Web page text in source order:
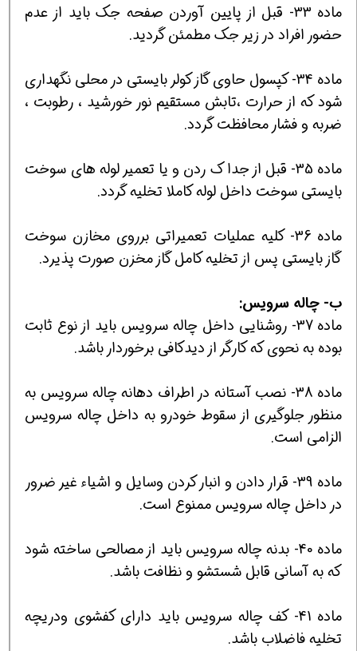
ماده 33- قبل از پايين آوردن صفحه جك بايد از عدم
حضور افراد در زير جك مطمئن گرديد.
ماده 34- كپسول حاوي گاز كولر بايستي در محلي نگهداري
شود كه از حرارت ،تابش مستقيم نور خورشيد ، رطوبت ،
ضربه و فشار محافظت گردد.
ماده 35- قبل از جدا ك ردن و يا تعمير لوله هاي سوخت
بايستي سوخت داخل لوله كاملا تخليه گردد.
ماده 36- كليه عمليات تعميراتي برروي مخازن سوخت
گاز بايستي پس از تخليه كامل گاز مخزن صورت پذيرد.
ب- چاله سرويس:
ماده 37- روشنايي داخل چاله سرويس بايد از نوع ثابت
بوده به نحوي كه كارگر از ديدكافي برخوردار باشد.
ماده 38- نصب آستانه در اطراف دهانه چاله سرويس به
منظور جلوگيري از سقوط خودرو به داخل چاله سرويس
الزامي است.
ماده 39- قرار دادن و انبار كردن وسايل و اشياء غير ضرور
در داخل چاله سرويس ممنوع است.
ماده 40- بدنه چاله سرويس بايد از مصالحي ساخته شود
كه به آساني قابل شستشو و نظافت باشد.
ماده 41- كف چاله سرويس بايد داراي كفشوي ودريچه
تخليه فاضلاب باشد.